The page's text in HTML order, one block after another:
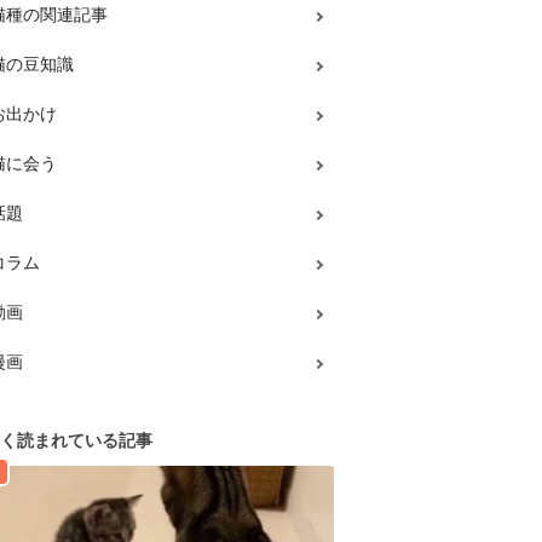
種の関連記事
の豆知識
出かけ
に会う
題
ラム
画
画
読まれている記事